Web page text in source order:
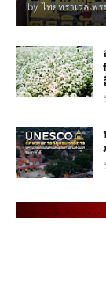
by ไทยทราเวลเพร
. . . . . . . . .